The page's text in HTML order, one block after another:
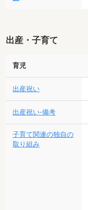
出産・子育て
育児
出産祝い
出産祝い-備考
子育て関連の独自の
取り組み